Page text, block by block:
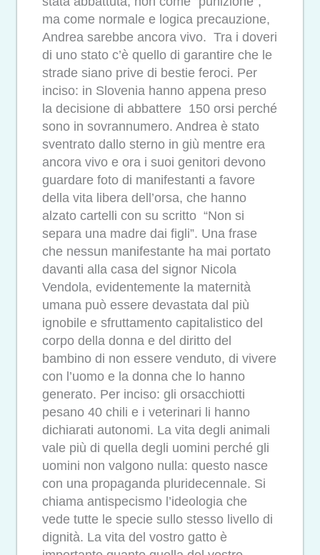
ma come normale e logica precauzione,
Andrea sarebbe ancora vivo. Tra i doveri
di uno stato c’è quello di garantire che le
strade siano prive di bestie feroci. Per
inciso: in Slovenia hanno appena preso
la decisione di abbattere 150 orsi perché
sono in sovrannumero. Andrea è stato
sventrato dallo sterno in giù mentre era
ancora vivo e ora i suoi genitori devono
guardare foto di manifestanti a favore
della vita libera dell’orsa, che hanno
alzato cartelli con su scritto “Non si
separa una madre dai figli”. Una frase
che nessun manifestante ha mai portato
davanti alla casa del signor Nicola
Vendola, evidentemente la maternità
umana può essere devastata dal più
ignobile e sfruttamento capitalistico del
corpo della donna e del diritto del
bambino di non essere venduto, di vivere
con l’uomo e la donna che lo hanno
generato. Per inciso: gli orsacchiotti
pesano 40 chili e i veterinari li hanno
dichiarati autonomi. La vita degli animali
vale più di quella degli uomini perché gli
uomini non valgono nulla: questo nasce
con una propaganda pluridecennale. Si
chiama antispecismo l’ideologia che
vede tutte le specie sullo stesso livello di
dignità. La vita del vostro gatto è